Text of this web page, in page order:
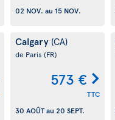
02 NOV. au 15 NOV.
Calgary (CA)
de Paris (FR)
573 €
TTC
30 AOÛTau 20 SEPT.